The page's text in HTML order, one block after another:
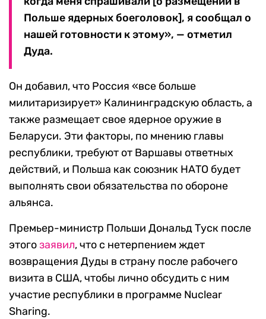
Польше ядерных боеголовок], я сообщал о
нашей готовности к этому», — отметил
Дуда.
Он добавил, что Россия «все больше
милитаризирует» Калининградскую область, а
также размещает свое ядерное оружие в
Беларуси. Эти факторы, по мнению главы
республики, требуют от Варшавы ответных
действий, и Польша как союзник НАТО будет
выполнять свои обязательства по обороне
альянса.
Премьер-министр Польши Дональд Туск после
этогозаявил, что с нетерпением ждет
возвращения Дуды в страну после рабочего
визита в США, чтобы лично обсудить с ним
участие республики в программе Nuclear
Sharing.